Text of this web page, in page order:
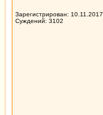
Зарегистрирован: 10.11.2017
Суждений: 3102